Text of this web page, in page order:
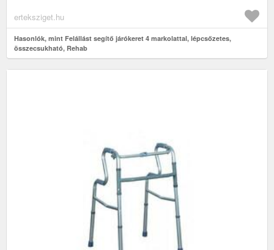
erteksziget.hu
Hasonlók, mint Felállást segítő járókeret 4 markolattal, lépcsőzetes,
összecsukható, Rehab